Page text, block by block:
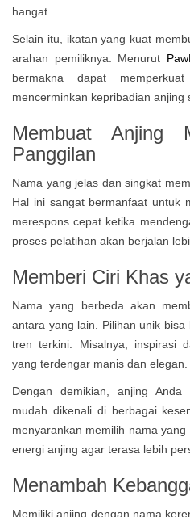
hangat.
Selain itu, ikatan yang kuat
arahan pemiliknya. Menurut
bermakna dapat
mencerminkan kepribadian anjing
Membuat Anjing
Panggilan
Nama yang jelas dan singkat
Hal ini sangat bermanfaat untuk
merespons cepat ketika
proses pelatihan akan berjalan
Memberi Ciri Khas
Nama yang berbeda akan
antara yang lain. Pilihan unik
tren terkini. Misalnya, inspirasi
yang terdengar manis dan elegan.
Dengan demikian, anjing
mudah dikenali di berbagai
menyarankan memilih nama
energi anjing agar terasa lebih
Menambah
Memiliki anjing dengan nama